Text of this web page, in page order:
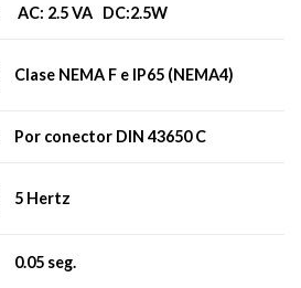
AC: 2.5 VA DC:2.5W
Clase NEMA F e IP65 (NEMA4)
Por conector DIN 43650 C
5 Hertz
0.05 seg.